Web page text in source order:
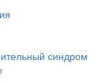
синдром